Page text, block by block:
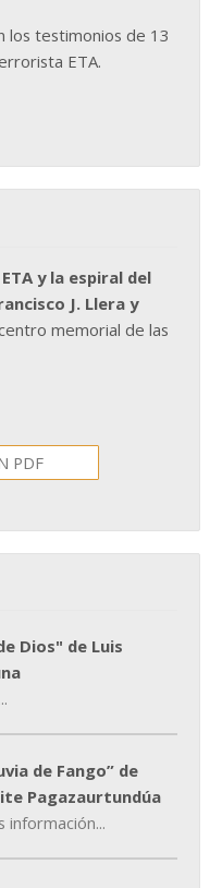
los testimonios de 13
ETA.
ETA y la espiral del
J. Llera y
memorial de las
PDF
Dios" de Luis
de Fango” de
Pagazaurtundúa
información...